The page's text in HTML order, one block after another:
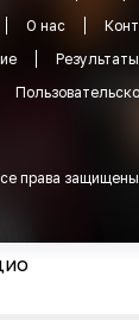
О нас
права защищены